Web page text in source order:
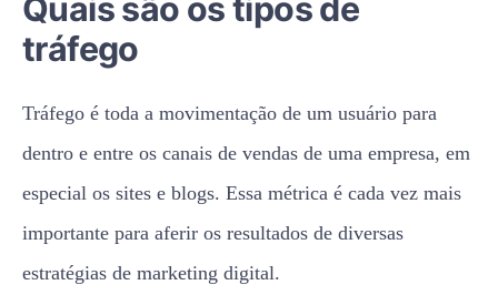
Quais são os tipos de
tráfego
Tráfego é toda a movimentação de um usuário para
dentro e entre os canais de vendas de uma empresa, em
especial os sites e blogs. Essa métrica é cada vez mais
importante para aferir os resultados de diversas
estratégias de marketing digital.